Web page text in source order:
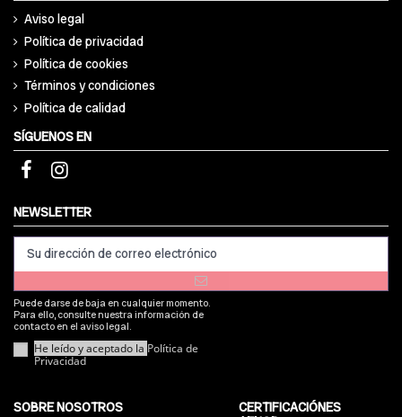
Aviso legal
Política de privacidad
Política de cookies
Términos y condiciones
Política de calidad
SÍGUENOS EN
NEWSLETTER
Puede darse de baja en cualquier momento.
Para ello, consulte nuestra información de
contacto en el aviso legal.
He leído y aceptado la Política de
Privacidad
SOBRE NOSOTROS
CERTIFICACIÓNES